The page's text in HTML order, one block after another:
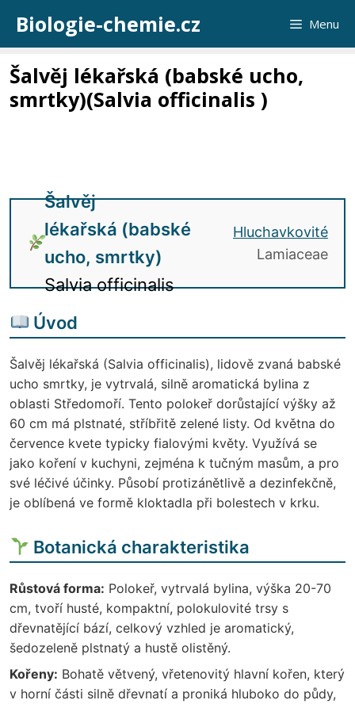
obsah
Biologie-chemie.cz Menu
Šalvěj lékařská (babské ucho,
smrtky)(Salvia officinalis )
Šalvěj
lékařská (babské
ucho, smrtky)
Salvia officinalis
Hluchavkovité
Lamiaceae
Úvod
Šalvěj lékařská (Salvia officinalis), lidově zvaná babské
ucho smrtky, je vytrvalá, silně aromatická bylina z
oblasti Středomoří. Tento polokeř dorůstající výšky až
60 cm má plstnaté, stříbřitě zelené listy. Od května do
července kvete typicky fialovými květy. Využívá se
jako koření v kuchyni, zejména k tučným masům, a pro
své léčivé účinky. Působí protizánětlivě a dezinfekčně,
je oblíbená ve formě kloktadla při bolestech v krku.
Botanická charakteristika
Růstová forma: Polokeř, vytrvalá bylina, výška 20-70
cm, tvoří husté, kompaktní, polokulovité trsy s
dřevnatějící bází, celkový vzhled je aromatický,
šedozeleně plstnatý a hustě olistěný.
Kořeny: Bohatě větvený, vřetenovitý hlavní kořen, který
v horní části silně dřevnatí a proniká hluboko do půdy,